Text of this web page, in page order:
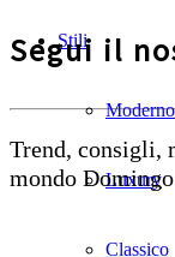
Stili
Moderno
Luxury
Classico
Segui il
Trend, consigli,
mondo